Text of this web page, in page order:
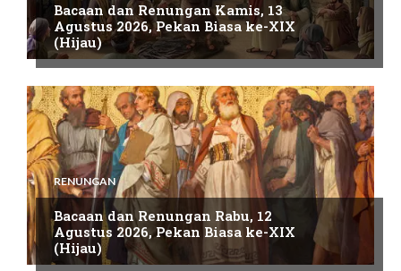
Bacaan dan Renungan Kamis, 13
Agustus 2026, Pekan Biasa ke-XIX
(Hijau)
RENUNGAN
Bacaan dan Renungan Rabu, 12
Agustus 2026, Pekan Biasa ke-XIX
(Hijau)